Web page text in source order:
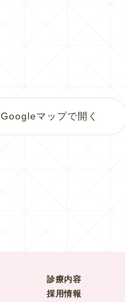
Googleマップで開く
診療内容
採用情報